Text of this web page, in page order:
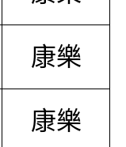
康樂
康樂